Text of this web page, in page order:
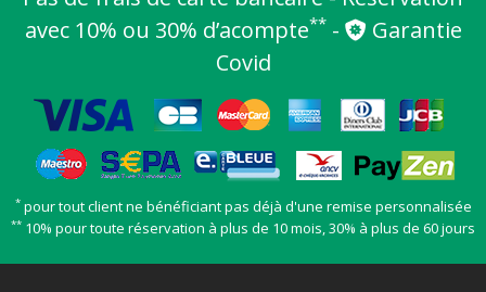
avec 10% ou 30% d’acompte**-
Garantie
Covid
*pour tout client ne bénéficiant pas déjà d'une remise personnalisée
** 10% pour toute réservation à plus de 10 mois, 30% à plus de 60 jours